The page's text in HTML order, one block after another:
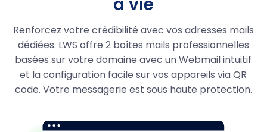
.quebec
39,99 €
.pizza
49.99 19,99 €
.immo
29,99 €
à vie
Renforcez votre crédibilité avec vos adresses mails
dédiées. LWS offre 2 boîtes mails professionnelles
basées sur votre domaine avec un Webmail intuitif
et la configuration facile sur vos appareils via QR
code. Votre messagerie est sous haute protection.